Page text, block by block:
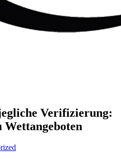
Verifizierung: